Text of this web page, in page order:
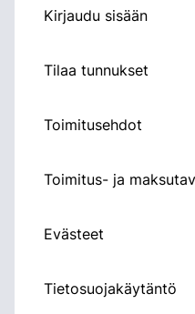
Kirjaudu sisään
Tilaa tunnukset
Toimitusehdot
Toimitus- ja
Evästeet
Tietosuojakäytäntö